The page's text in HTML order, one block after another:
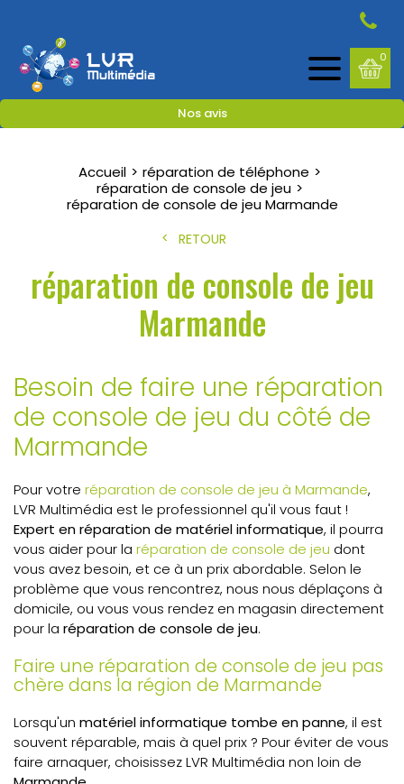
Nos avis
0
Accueil
réparation de téléphone
réparation de console de jeu
réparation de console de jeu Marmande
RETOUR
réparation de console de jeu
Marmande
Besoin de faire une réparation
de console de jeu du côté de
Marmande
Pour votre réparation de console de jeu à Marmande,
LVR Multimédia est le professionnel qu'il vous faut !
Expert en réparation de matériel informatique, il pourra
vous aider pour la réparation de console de jeu dont
vous avez besoin, et ce à un prix abordable. Selon le
problème que vous rencontrez, nous nous déplaçons à
domicile, ou vous vous rendez en magasin directement
pour la réparation de console de jeu.
Faire une réparation de console de jeu pas
chère dans la région de Marmande
Lorsqu'un matériel informatique tombe en panne, il est
souvent réparable, mais à quel prix ? Pour éviter de vous
faire arnaquer, choisissez LVR Multimédia non loin de